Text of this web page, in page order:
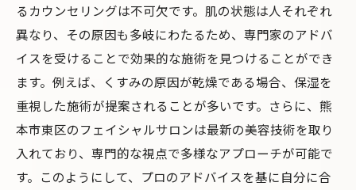
くすみ改善コースの選び方と効果
定期的なサロン通いの重要性とは
サロンでの施術を最大限に活かす方法
くすみ改善で得られる魅力的な変化
プロによるカスタマイズケアで美肌へ
サロンと自宅ケアの組み合わせで効果倍増
美肌を目指す熊本市東区のフェイシャルサロン
るカウンセリングは不可欠です。肌の状態は人それぞれ
異なり、その原因も多岐にわたるため、専門家のアドバ
イスを受けることで効果的な施術を見つけることができ
ます。例えば、くすみの原因が乾燥である場合、保湿を
重視した施術が提案されることが多いです。さらに、熊
本市東区のフェイシャルサロンは最新の美容技術を取り
入れており、専門的な視点で多様なアプローチが可能で
す。このようにして、プロのアドバイスを基に自分に合